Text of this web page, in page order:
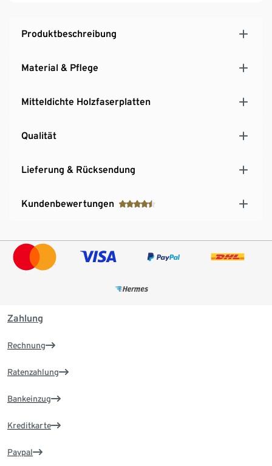
Produktbeschreibung
Material & Pflege
Mitteldichte Holzfaserplatten
Qualität
Lieferung & Rücksendung
Kundenbewertungen
Zahlung
Rechnung
Ratenzahlung
Bankeinzug
Kreditkarte
Paypal